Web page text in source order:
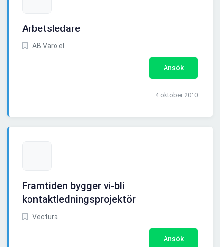
Arbetsledare
AB Värö el
Ansök
4 oktober 2010
Framtiden bygger vi-bli
kontaktledningsprojektör
Vectura
Ansök